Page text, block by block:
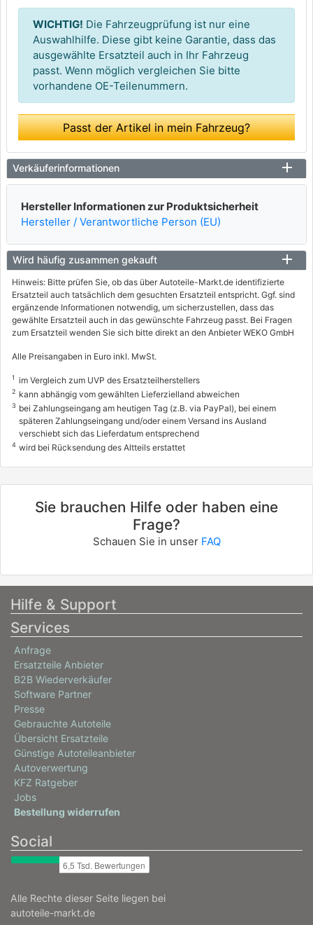
WICHTIG! Die Fahrzeugprüfung ist nur eine
Auswahlhilfe. Diese gibt keine Garantie, dass das
ausgewählte Ersatzteil auch in Ihr Fahrzeug
passt. Wenn möglich vergleichen Sie bitte
vorhandene OE-Teilenummern.
Passt der Artikel in mein Fahrzeug?
Verkäuferinformationen
Hersteller Informationen zur Produktsicherheit
Hersteller / Verantwortliche Person (EU)
Wird häufig zusammen gekauft
Hinweis: Bitte prüfen Sie, ob das über Autoteile-Markt.de identifizierte
Ersatzteil auch tatsächlich dem gesuchten Ersatzteil entspricht. Ggf. sind
ergänzende Informationen notwendig, um sicherzustellen, dass das
gewählte Ersatzteil auch in das gewünschte Fahrzeug passt. Bei Fragen
zum Ersatzteil wenden Sie sich bitte direkt an den Anbieter WEKO GmbH
Alle Preisangaben in Euro inkl. MwSt.
1 im Vergleich zum UVP des Ersatzteilherstellers
2 kann abhängig vom gewählten Lieferzielland abweichen
3 bei Zahlungseingang am heutigen Tag (z.B. via PayPal), bei einem
späteren Zahlungseingang und/oder einem Versand ins Ausland
verschiebt sich das Lieferdatum entsprechend
4 wird bei Rücksendung des Altteils erstattet
Sie brauchen Hilfe oder haben eine
Frage?
Schauen Sie in unser FAQ
Hilfe & Support
Services
Anfrage
Ersatzteile Anbieter
B2B Wiederverkäufer
Software Partner
Presse
Gebrauchte Autoteile
Übersicht Ersatzteile
Günstige Autoteileanbieter
Autoverwertung
KFZ Ratgeber
Jobs
Bestellung widerrufen
Social
Alle Rechte dieser Seite liegen bei
autoteile-markt.de